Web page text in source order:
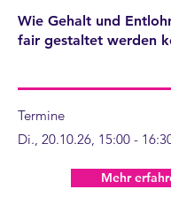
Wie Gehalt und
fair gestaltet werden
Termine
Di., 20.10.26, 15:00 -
Mehr